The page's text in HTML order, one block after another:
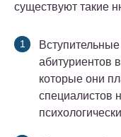
существуют такие
абитуриентов
которые они
специалистов